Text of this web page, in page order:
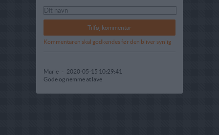
Kommentaren skal godkendes før den bliver synlig
Marie - 2020-05-15 10:29:41
Gode og nemme at lave